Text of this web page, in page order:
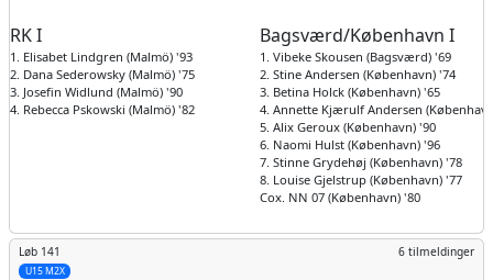
RK I
1. Elisabet Lindgren (Malmö) '93
2. Dana Sederowsky (Malmö) '75
3. Josefin Widlund (Malmö) '90
4. Rebecca Pskowski (Malmö) '82
Bagsværd/København I
1. Vibeke Skousen (Bagsværd) '69
2. Stine Andersen (København) '74
3. Betina Holck (København) '65
4. Annette Kjærulf Andersen
5. Alix Geroux (København) '90
6. Naomi Hulst (København) '96
7. Stinne Grydehøj (København) '78
8. Louise Gjelstrup (København) '77
Cox. NN 07 (København) '80
Løb 141 6 tilmeldinger
U15 M2X